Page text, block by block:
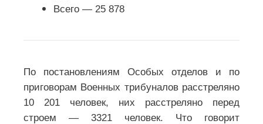
Всего — 25 878
По постановлениям Особых отделов и по
приговорам Военных трибуналов расстреляно
10 201 человек, них расстреляно перед
строем — 3321 человек. Что говорит